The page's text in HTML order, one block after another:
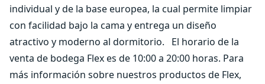
individual y de la base europea, la cual permite limpiar
con facilidad bajo la cama y entrega un diseño
atractivo y moderno al dormitorio.
El horario de la
venta de bodega Flex es de 10:00 a 20:00 horas. Para
más información sobre nuestros productos de Flex,